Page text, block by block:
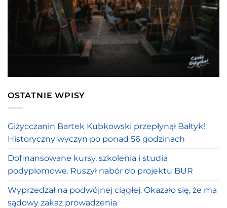
OSTATNIE WPISY
Giżycczanin Bartek Kubkowski przepłynął Bałtyk!
Historyczny wyczyn po ponad 56 godzinach
Dofinansowane kursy, szkolenia i studia
podyplomowe. Ruszył nabór do projektu BUR
Wyprzedzał na podwójnej ciągłej. Okazało się, że ma
sądowy zakaz prowadzenia